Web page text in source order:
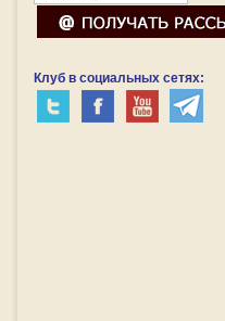
Клуб в социальных сетях: